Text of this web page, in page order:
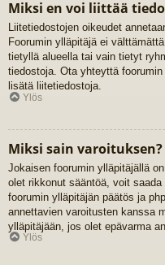
Miksi en voi liittää
Liitetiedostojen oikeudet
Foorumin ylläpitäjä ei
tietyllä alueella tai vain tietyt
tiedostoja. Ota yhteyttä
lisätä liitetiedostoja.
Ylös
Miksi sain varoituksen?
Jokaisen foorumin ylläpitäjällä
olet rikkonut sääntöä, voit
foorumin ylläpitäjän päätös ja
annettavien varoitusten kanssa
ylläpitäjään, jos olet epävarma
Ylös